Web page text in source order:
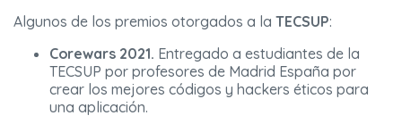
Algunos de los premios otorgados a la TECSUP:
Corewars 2021. Entregado a estudiantes de la
TECSUP por profesores de Madrid España por
crear los mejores códigos y hackers éticos para
una aplicación.